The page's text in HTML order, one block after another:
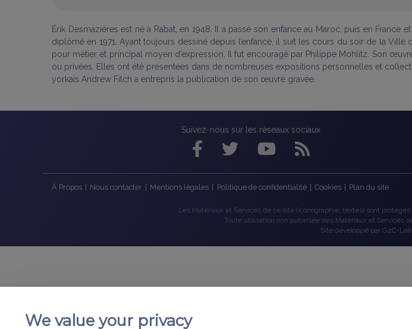
Érik Desmazières est né à Rabat, en 1948. Il a passé son enfance au Maroc, puis en France
diplômé en 1971. Ayant toujours dessiné depuis l’enfance, il suit les cours du soir de la
pour métier et principal moyen d’expression. Il fut encouragé par Philippe Mohlitz. Son
ou privées. Elles ont été présentées dans de nombreuses expositions personnelles et
yorkais Andrew Fitch a entrepris la publication de son œuvre gravée.
Suivez-nous sur les réseaux sociaux
À Propos Nous contacter Mentions légales Politique de confidentialité Cookies Plan du site
Les Matériaux et Services de ce site (iconographie, textes) sont
Toute utilisation non autorisée des Matériaux et Services
Site développé par GzC-
We value your privacy